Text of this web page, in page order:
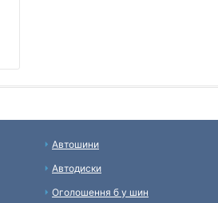
Автошини
Автодиски
Оголошення б у шин